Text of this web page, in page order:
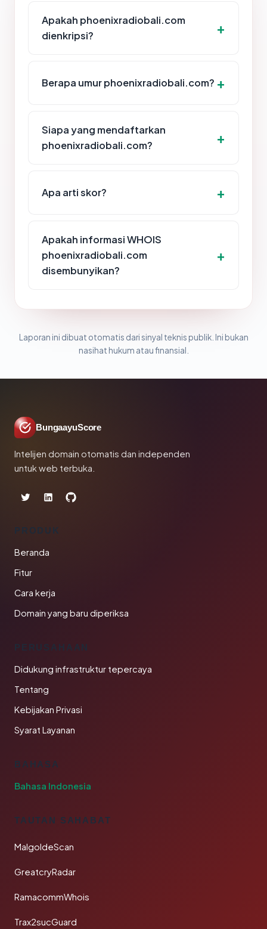
Apakah phoenixradiobali.com
dienkripsi?
Berapa umur phoenixradiobali.com?
Siapa yang mendaftarkan
phoenixradiobali.com?
Apa arti skor?
Apakah informasi WHOIS
phoenixradiobali.com
disembunyikan?
Laporan ini dibuat otomatis dari sinyal teknis publik. Ini bukan
nasihat hukum atau finansial.
BungaayuScore
Intelijen domain otomatis dan independen
untuk web terbuka.
PRODUK
Beranda
Fitur
Cara kerja
Domain yang baru diperiksa
PERUSAHAAN
Didukung infrastruktur tepercaya
Tentang
Kebijakan Privasi
Syarat Layanan
BAHASA
Bahasa Indonesia
TAUTAN SAHABAT
MalgoldeScan
GreatcryRadar
RamacommWhois
Trax2sucGuard